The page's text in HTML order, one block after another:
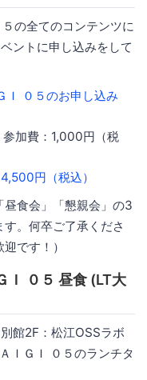
の全てのコンテンツに
ントに申し込みをして
Ｉ ０５のお申し込み
加費：1,000円（税
円（税込）
食会」「懇親会」の3
。何卒ご了承くださ
です！）
Ｉ ０５ 昼食 (LT大
館2F：松江OSSラボ
ＩＧＩ ０５のランチタ